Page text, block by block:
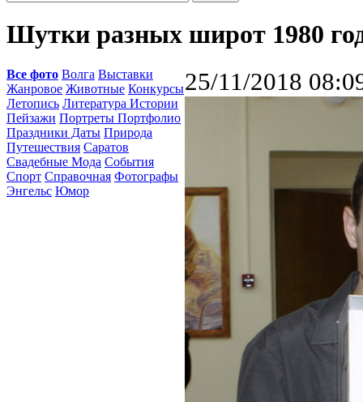
Шутки разных широт 1980
Все фото Волга Выставки
Жанровое Животные Конкурсы
Летопись Литература Истории
Пейзажи Портреты Портфолио
Праздники Даты Природа
Путешествия Саратов
Свадебные Мода События
Спорт Справочная Фотографы
Энгельс Юмор
25/11/2018